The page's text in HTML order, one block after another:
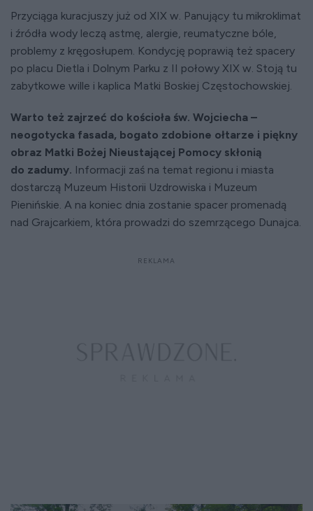
Przyciąga kuracjuszy już od XIX w. Panujący tu mikroklimat
i źródła wody leczą astmę, alergie, reumatyczne bóle,
problemy z kręgosłupem. Kondycję poprawią też spacery
po placu Dietla i Dolnym Parku z II połowy XIX w. Stoją tu
zabytkowe wille i kaplica Matki Boskiej Częstochowskiej.
Warto też zajrzeć do kościoła św. Wojciecha –
neogotycka fasada, bogato zdobione ołtarze i piękny
obraz Matki Bożej Nieustającej Pomocy skłonią
do zadumy. Informacji zaś na temat regionu i miasta
dostarczą Muzeum Historii Uzdrowiska i Muzeum
Pienińskie. A na koniec dnia zostanie spacer promenadą
nad Grajcarkiem, która prowadzi do szemrzącego Dunajca.